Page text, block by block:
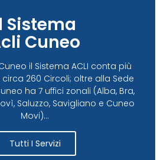
Sistema
Cuneo
il Sistema ACLI conta più
circa 260 Circoli; oltre alla Sede
ha 7 uffici zonali (Alba, Bra,
Saluzzo, Savigliano e Cuneo
Movi)...
Tutti I Servizi